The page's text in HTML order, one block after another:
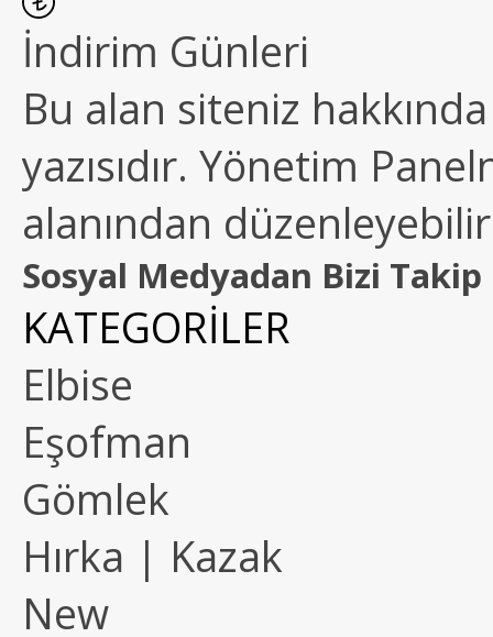
İndirim Günleri
Bu alan siteniz
yazısıdır. Yönetim
alanından
Sosyal Medyadan Bizi Takip
KATEGORİLER
Elbise
Eşofman
Gömlek
Hırka | Kazak
New